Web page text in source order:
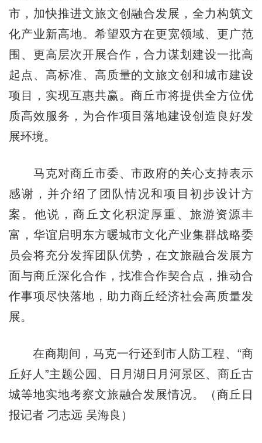
市，加快推进文旅文创融合发展，全力构筑文
化产业新高地。希望双方在更宽领域、更广范
围、更高层次开展合作，合力谋划建设一批高
起点、高标准、高质量的文旅文创和城市建设
项目，实现互惠共赢。商丘市将提供全方位优
质高效服务，为合作项目落地建设创造良好发
展环境。
马克对商丘市委、市政府的关心支持表示
感谢，并介绍了团队情况和项目初步设计方
案。他说，商丘文化积淀厚重、旅游资源丰
富，华谊启明东方暖城市文化产业集群战略委
员会将充分发挥团队优势，在文旅融合发展方
面与商丘深化合作，找准合作契合点，推动合
作事项尽快落地，助力商丘经济社会高质量发
展。
在商期间，马克一行还到市人防工程、“商
丘好人”主题公园、日月湖日月河景区、商丘古
城等地实地考察文旅融合发展情况。（商丘日
报记者 刁志远 吴海良）